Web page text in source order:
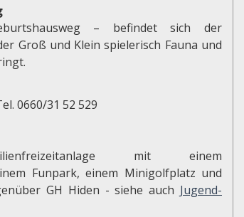
– befindet sich der
Groß und Klein spielerisch Fauna und
0660/31 52 529
mit einem
Funpark, einem Minigolfplatz und
GH Hiden - siehe auch Jugend-